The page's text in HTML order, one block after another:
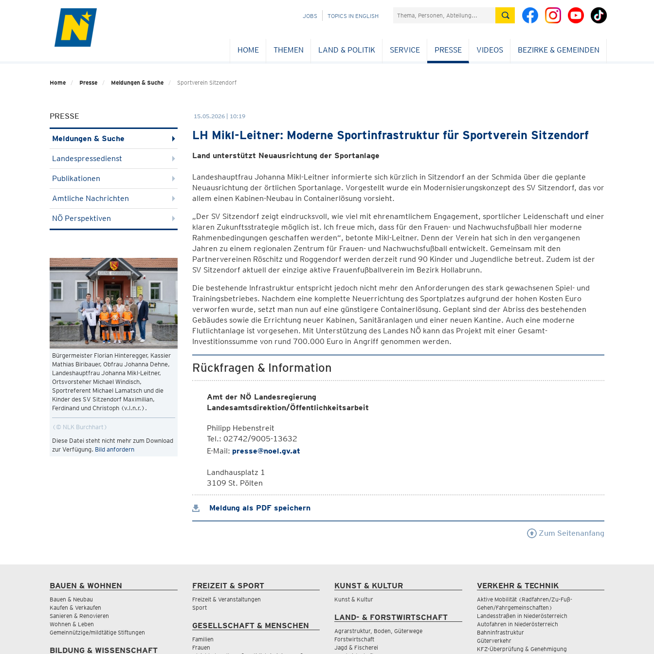
NAVIGATION
JOBS TOPICS IN ENGLISH Suchefeld
HOME THEMEN LAND & POLITIK SERVICE PRESSE VIDEOS BEZIRKE & GEMEINDEN
Home Presse Meldungen & Suche Sportverein Sitzendorf
PRESSE
Meldungen & Suche
Landespressedienst
Publikationen
Amtliche Nachrichten
NÖ Perspektiven
Bürgermeister Florian Hinteregger, Kassier
Mathias Biribauer, Obfrau Johanna Dehne,
Landeshauptfrau Johanna Mikl-Leitner,
Ortsvorsteher Michael Windisch,
Sportreferent Michael Lamatsch und die
Kinder des SV Sitzendorf Maximilian,
Ferdinand und Christoph (v.l.n.r.).
© NLK Burchhart
Diese Datei steht nicht mehr zum Download
zur Verfügung. Bild anfordern
15.05.2026 | 10:19
LH Mikl-Leitner: Moderne Sportinfrastruktur für Sportverein Sitzendorf
Land unterstützt Neuausrichtung der Sportanlage
Landeshauptfrau Johanna Mikl-Leitner informierte sich kürzlich in Sitzendorf an der Schmida über die geplante
Neuausrichtung der örtlichen Sportanlage. Vorgestellt wurde ein Modernisierungskonzept des SV Sitzendorf, das vor
allem einen Kabinen-Neubau in Containerlösung vorsieht.
„Der SV Sitzendorf zeigt eindrucksvoll, wie viel mit ehrenamtlichem Engagement, sportlicher Leidenschaft und einer
klaren Zukunftsstrategie möglich ist. Ich freue mich, dass für den Frauen- und Nachwuchsfußball hier moderne
Rahmenbedingungen geschaffen werden“, betonte Mikl-Leitner. Denn der Verein hat sich in den vergangenen
Jahren zu einem regionalen Zentrum für Frauen- und Nachwuchsfußball entwickelt. Gemeinsam mit den
Partnervereinen Röschitz und Roggendorf werden derzeit rund 90 Kinder und Jugendliche betreut. Zudem ist der
SV Sitzendorf aktuell der einzige aktive Frauenfußballverein im Bezirk Hollabrunn.
Die bestehende Infrastruktur entspricht jedoch nicht mehr den Anforderungen des stark gewachsenen Spiel- und
Trainingsbetriebes. Nachdem eine komplette Neuerrichtung des Sportplatzes aufgrund der hohen Kosten Euro
verworfen wurde, setzt man nun auf eine günstigere Containerlösung. Geplant sind der Abriss des bestehenden
Gebäudes sowie die Errichtung neuer Kabinen, Sanitäranlagen und einer neuen Kantine. Auch eine moderne
Flutlichtanlage ist vorgesehen. Mit Unterstützung des Landes NÖ kann das Projekt mit einer Gesamt-
Investitionssumme von rund 700.000 Euro in Angriff genommen werden.
Rückfragen & Information
Amt der NÖ Landesregierung
Landesamtsdirektion/Öffentlichkeitsarbeit
Philipp Hebenstreit
Tel.: 02742/9005-13632
E-Mail: presse@noel.gv.at
Landhausplatz 1
3109 St. Pölten
Meldung als PDF speichern
Zum Seitenanfang
BAUEN & WOHNEN
Bauen & Neubau
Kaufen & Verkaufen
Sanieren & Renovieren
Wohnen & Leben
Gemeinnützige/mildtätige Stiftungen
BILDUNG & WISSENSCHAFT
FREIZEIT & SPORT
Freizeit & Veranstaltungen
Sport
GESELLSCHAFT & MENSCHEN
Familien
Frauen
KUNST & KULTUR
Kunst & Kultur
LAND- & FORSTWIRTSCHAFT
Agrarstruktur, Boden, Güterwege
Forstwirtschaft
Jagd & Fischerei
VERKEHR & TECHNIK
Aktive Mobilität (Radfahren/Zu-Fuß-
Gehen/Fahrgemeinschaften)
Landesstraßen in Niederösterreich
Autofahren in Niederösterreich
Bahninfrastruktur
Güterverkehr
KFZ-Überprüfung & Genehmigung